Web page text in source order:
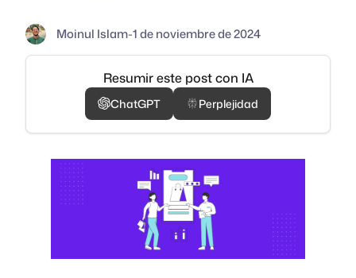
Moinul Islam-1 de noviembre de 2024
Resumir este post con IA
ChatGPT Perplejidad